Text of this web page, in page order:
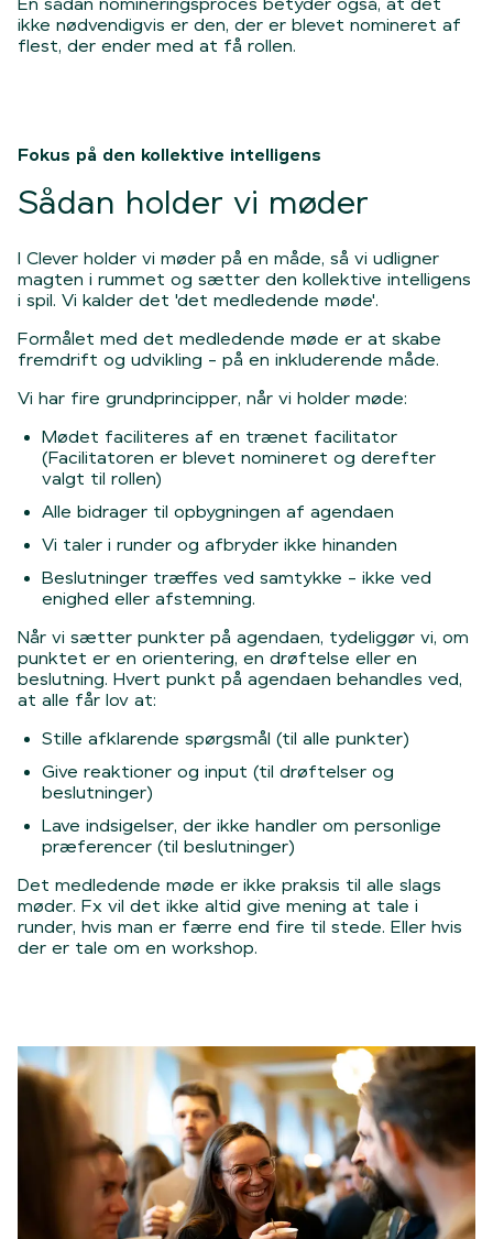
En sådan nomineringsproces betyder også, at det
ikke nødvendigvis er den, der er blevet nomineret af
flest, der ender med at få rollen.
Fokus på den kollektive intelligens
Sådan holder vi møder
I Clever holder vi møder på en måde, så vi udligner
magten i rummet og sætter den kollektive intelligens
i spil. Vi kalder det 'det medledende møde'.
Formålet med det medledende møde er at skabe
fremdrift og udvikling - på en inkluderende måde.
Vi har fire grundprincipper, når vi holder møde:
Mødet faciliteres af en trænet facilitator
(Facilitatoren er blevet nomineret og derefter
valgt til rollen)
Alle bidrager til opbygningen af agendaen
Vi taler i runder og afbryder ikke hinanden
Beslutninger træffes ved samtykke - ikke ved
enighed eller afstemning.
Når vi sætter punkter på agendaen, tydeliggør vi, om
punktet er en orientering, en drøftelse eller en
beslutning. Hvert punkt på agendaen behandles ved,
at alle får lov at:
Stille afklarende spørgsmål (til alle punkter)
Give reaktioner og input (til drøftelser og
beslutninger)
Lave indsigelser, der ikke handler om personlige
præferencer (til beslutninger)
Det medledende møde er ikke praksis til alle slags
møder. Fx vil det ikke altid give mening at tale i
runder, hvis man er færre end fire til stede. Eller hvis
der er tale om en workshop.